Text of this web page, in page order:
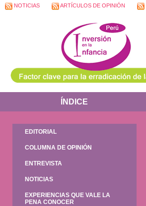
NOTICIAS ARTÍCULOS DE OPINIÓN
ÍNDICE
EDITORIAL
COLUMNA DE OPINIÓN
ENTREVISTA
NOTICIAS
EXPERIENCIAS QUE VALE LA
PENA CONOCER